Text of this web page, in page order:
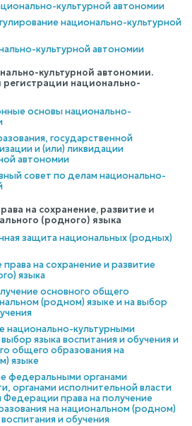
культурной автономии
национально-культурной
культурной автономии
культурной автономии.
национально-
основы национально-
государственной
и (или) ликвидации
автономии
совет по делам национально-
на сохранение, развитие и
(родного) языка
защита национальных (родных)
на сохранение и развитие
языка
основного общего
(родном) языке и на выбор
национально-культурными
языка воспитания и обучения и
общего образования на
языке
федеральными органами
органами исполнительной власти
Федерации права на получение
на национальном (родном)
и обучения